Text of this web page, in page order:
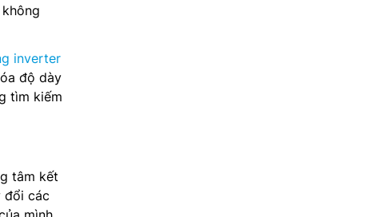
inverter
độ dày
tìm kiếm
tâm kết
đổi các